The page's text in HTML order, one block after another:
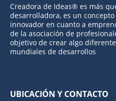
Creadora de Ideas® es más
desarrolladora, es un
innovador en cuanto a
de la asociación de
objetivo de crear algo
mundiales de desarrollos
UBICACIÓN Y CONTACTO